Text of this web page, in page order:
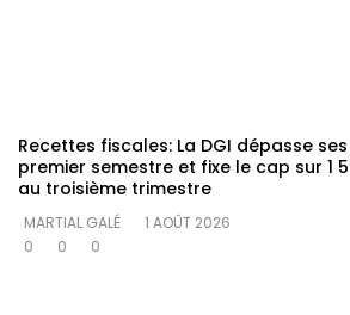
Recettes fiscales: La DGI dépasse
premier semestre et fixe le cap sur 1
au troisième trimestre
MARTIAL GALÉ
1 AOÛT 2026
0
0 0